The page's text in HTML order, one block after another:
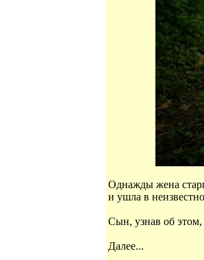
Однажды жена
и ушла в
Сын, узнав об этом,
Далее...